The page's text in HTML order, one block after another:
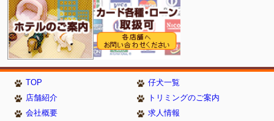
TOP
仔犬一覧
店舗紹介
トリミングのご案内
会社概要
求人情報